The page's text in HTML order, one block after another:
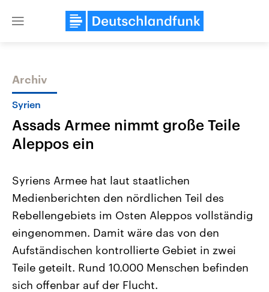
Close
Themen
Landtagswahl Sachsen-Anhalt
2026
Alle Informationen
Sachsen-Anhalt wählt am 6.
September 2026 einen neuen
Landtag. Seit 2021 wird das
Bundesland von einer Koalition aus
CDU, SPD und FDP regiert.-
Umfragen, Prognosen,
Aktuelle Beiträge,
Hintergründe
Wirtschaftlich und
gehören die Vereinigten
den mächtigsten Ländern
mit großem Einfluss auf
Archiv
Syrien
Assads Armee nimmt große Teile
Aleppos ein
Syriens Armee hat laut staatlichen
Medienberichten den nördlichen Teil des
Rebellengebiets im Osten Aleppos vollständig
eingenommen. Damit wäre das von den
Aufständischen kontrollierte Gebiet in zwei
Teile geteilt. Rund 10.000 Menschen befinden
sich offenbar auf der Flucht.